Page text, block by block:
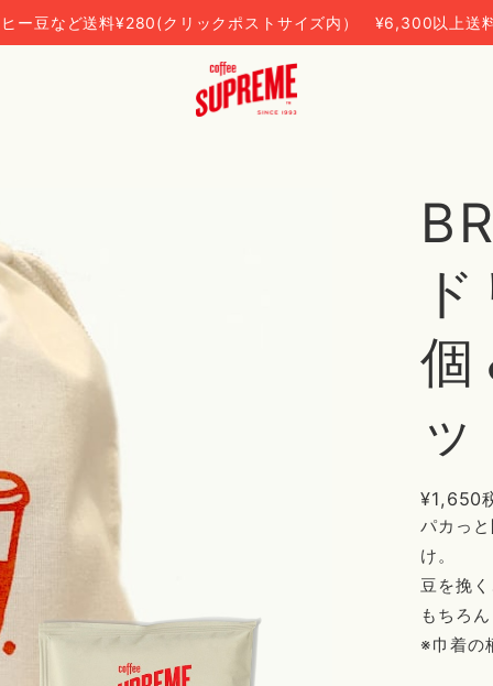
ー豆など送料¥280(クリックポストサイズ内） ¥6,300以上送
個
¥1,650
パカっ
け。
豆を挽
もちろ
※巾着の